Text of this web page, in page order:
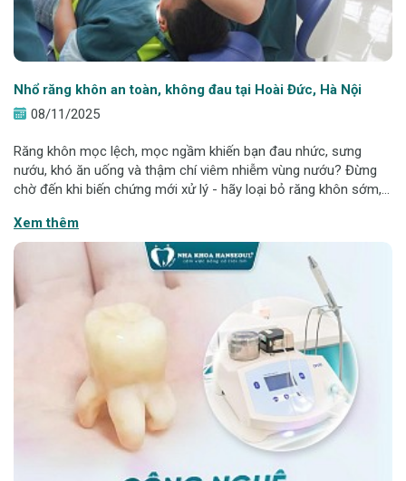
Nhổ răng khôn an toàn, không đau tại Hoài Đức, Hà Nội
08/11/2025
Răng khôn mọc lệch, mọc ngầm khiến bạn đau nhức, sưng
nướu, khó ăn uống và thậm chí viêm nhiễm vùng nướu? Đừng
chờ đến khi biến chứng mới xử lý - hãy loại bỏ răng khôn sớm,
công nghệ siêu âm Piezotome hi
Xem thêm